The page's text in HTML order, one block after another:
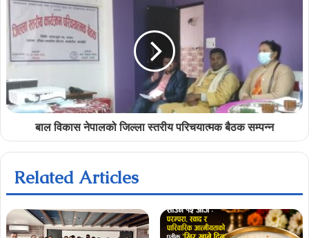
बाल विकास नेपालको जिल्ला स्तरीय परिचयात्मक बैठक सम्पन्न
Related Articles